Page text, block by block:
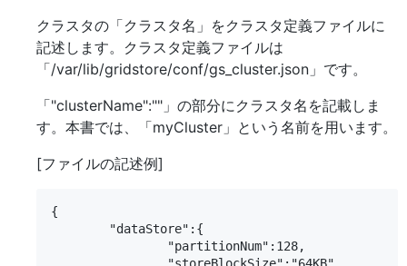
クラスタの「クラスタ名」をクラスタ定義ファイルに
記述します。クラスタ定義ファイルは
「/var/lib/gridstore/conf/gs_cluster.json」です。
「"clusterName":""」の部分にクラスタ名を記載しま
す。本書では、「myCluster」という名前を用います。
[ファイルの記述例]
{
        "dataStore":{
                "partitionNum":128,